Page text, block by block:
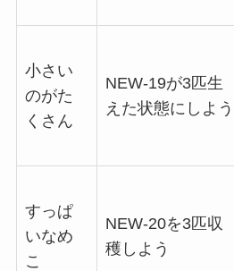
小さい
のがた
くさん
NEW-19が3匹生
えた状態にしよう
すっぱ
いなめ
こ
NEW-20を3匹収
穫しよう